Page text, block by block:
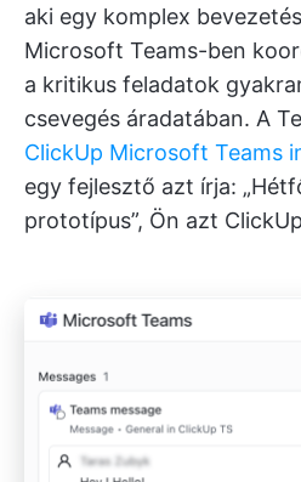
aki egy komplex
Microsoft Teams-ben
a kritikus feladatok
csevegés áradatában. A
ClickUp Microsoft Teams
egy fejlesztő azt írja:
prototípus”, Ön azt